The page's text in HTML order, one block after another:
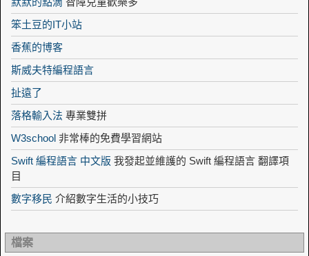
笨土豆的IT小站
香蕉的博客
斯威夫特編程語言
扯遠了
落格輸入法 專業雙拼
W3school 非常棒的免費學習網站
Swift 編程語言 中文版 我發起並維護的 Swift 編程語言 翻譯項
目
數字移民 介紹數字生活的小技巧
檔案